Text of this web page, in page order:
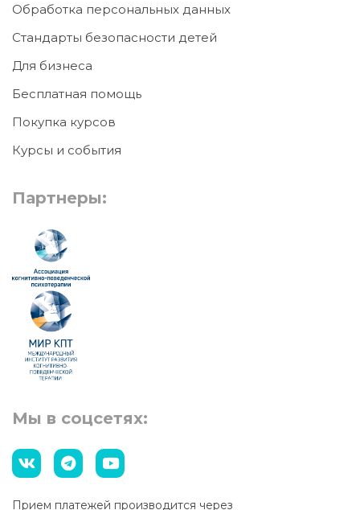
Обработка персональных данных
Стандарты безопасности детей
Для бизнеса
Бесплатная помощь
Покупка курсов
Курсы и события
Партнеры:
Мы в соцсетях:
Прием платежей производится через